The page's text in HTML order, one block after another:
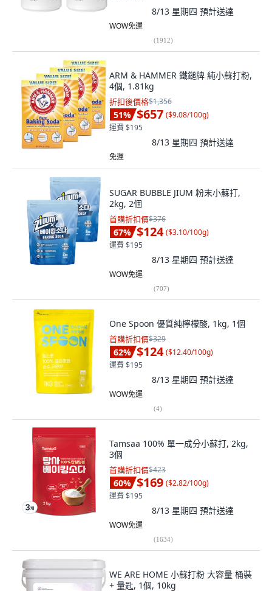
8/13 星期四 預計送達
WOW免運
(1912)
ARM & HAMMER 鐵鎚牌 純小蘇打粉,
4個, 1.81kg
折扣後價格$1,356
51% $657 ($9.08/100g)
運費 $195
8/13 星期四 預計送達
免運
SUGAR BUBBLE JIUM 粉末小蘇打,
2kg, 2個
首購折扣價$376
67% $124 ($3.10/100g)
運費 $195
8/13 星期四 預計送達
WOW免運
(707)
One Spoon 優質純檸檬酸, 1kg, 1個
首購折扣價$329
62% $124 ($12.40/100g)
運費 $195
8/13 星期四 預計送達
WOW免運
(4)
Tamsaa 100% 單一成分小蘇打, 2kg,
3個
首購折扣價$423
60% $169 ($2.82/100g)
運費 $195
8/13 星期四 預計送達
WOW免運
(1634)
WE ARE HOME 小蘇打粉 大容量 桶裝
+ 量匙, 1個, 10kg